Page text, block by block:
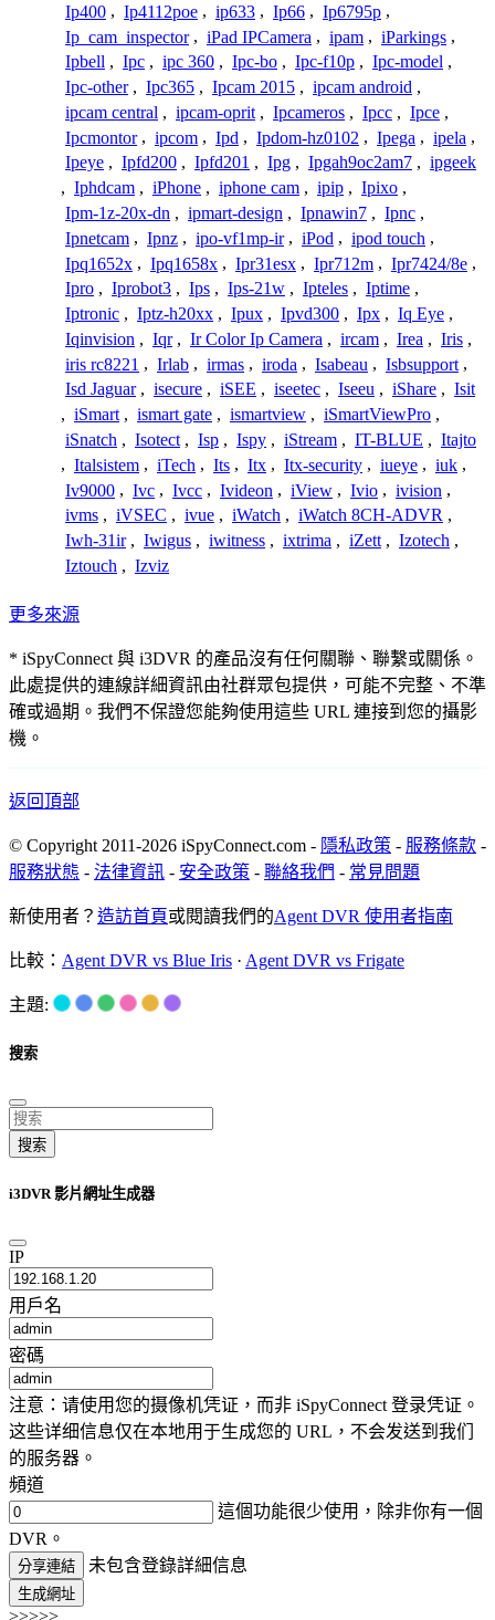
Ip400 , Ip4112poe , ip633 , Ip66 , Ip6795p ,
Ip_cam_inspector , iPad IPCamera , ipam , iParkings ,
Ipbell , Ipc , ipc 360 , Ipc-bo , Ipc-f10p , Ipc-model ,
Ipc-other , Ipc365 , Ipcam 2015 , ipcam android ,
ipcam central , ipcam-oprit , Ipcameros , Ipcc , Ipce ,
Ipcmontor , ipcom , Ipd , Ipdom-hz0102 , Ipega , ipela ,
Ipeye , Ipfd200 , Ipfd201 , Ipg , Ipgah9oc2am7 , ipgeek
, Iphdcam , iPhone , iphone cam , ipip , Ipixo ,
Ipm-1z-20x-dn , ipmart-design , Ipnawin7 , Ipnc ,
Ipnetcam , Ipnz , ipo-vf1mp-ir , iPod , ipod touch ,
Ipq1652x , Ipq1658x , Ipr31esx , Ipr712m , Ipr7424/8e ,
Ipro , Iprobot3 , Ips , Ips-21w , Ipteles , Iptime ,
Iptronic , Iptz-h20xx , Ipux , Ipvd300 , Ipx , Iq Eye ,
Iqinvision , Iqr , Ir Color Ip Camera , ircam , Irea , Iris ,
iris rc8221 , Irlab , irmas , iroda , Isabeau , Isbsupport ,
Isd Jaguar , isecure , iSEE , iseetec , Iseeu , iShare , Isit
, iSmart , ismart gate , ismartview , iSmartViewPro ,
iSnatch , Isotect , Isp , Ispy , iStream , IT-BLUE , Itajto
, Italsistem , iTech , Its , Itx , Itx-security , iueye , iuk ,
Iv9000 , Ivc , Ivcc , Ivideon , iView , Ivio , ivision ,
ivms , iVSEC , ivue , iWatch , iWatch 8CH-ADVR ,
Iwh-31ir , Iwigus , iwitness , ixtrima , iZett , Izotech ,
Iztouch , Izviz
更多來源
* iSpyConnect 與 i3DVR 的產品沒有任何關聯、聯繫或關係。
此處提供的連線詳細資訊由社群眾包提供，可能不完整、不準
確或過期。我們不保證您能夠使用這些 URL 連接到您的攝影
機。
返回頂部
© Copyright 2011-2026 iSpyConnect.com - 隱私政策 - 服務條款 -
服務狀態 - 法律資訊 - 安全政策 - 聯絡我們 - 常見問題
新使用者？ 造訪首頁或閱讀我們的Agent DVR 使用者指南
比較： Agent DVR vs Blue Iris · Agent DVR vs Frigate
主題:
搜索
搜索
i3DVR 影片網址生成器
IP
用戶名
密碼
注意：请使用您的摄像机凭证，而非 iSpyConnect 登录凭证。
这些详细信息仅在本地用于生成您的 URL，不会发送到我们
的服务器。
頻道
這個功能很少使用，除非你有一個
DVR。
分享連結 未包含登錄詳細信息
生成網址
>>>>>